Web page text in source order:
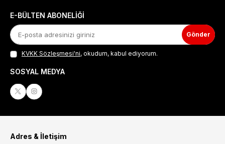
E-BÜLTEN ABONELIĞI
Gönder
KVKK Sözleşmesi'ni, okudum, kabul ediyorum.
SOSYAL MEDYA
Adres & İletişim